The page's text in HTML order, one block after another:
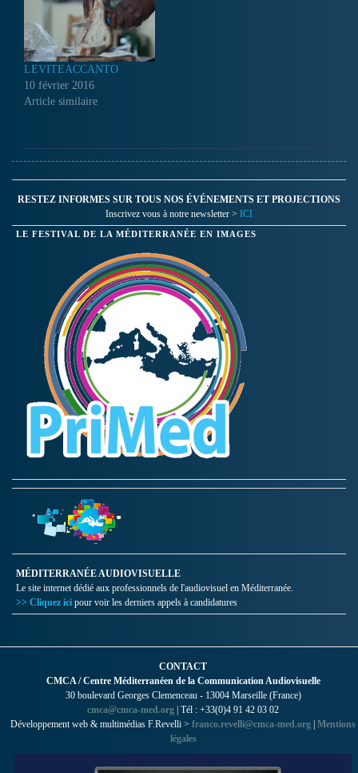
LEVITEACCANTO
10 février 2016
Article similaire
RESTEZ INFORMES SUR TOUS NOS ÉVÉNEMENTS ET PROJECTIONS
Inscrivez vous à notre newsletter > ICI
LE FESTIVAL DE LA MÉDITERRANÉE EN IMAGES
MÉDITERRANÉE AUDIOVISUELLE
Le site internet dédié aux professionnels de l'audiovisuel en Méditerranée.
>> Cliquez ici pour voir les derniers appels à candidatures
CONTACT
CMCA / Centre Méditerranéen de la Communication Audiovisuelle
30 boulevard Georges Clemenceau - 13004 Marseille (France)
cmca@cmca-med.org | Tél : +33(0)4 91 42 03 02
Développement web & multimédias F.Revelli > franco.revelli@cmca-med.org | Mentions
légales